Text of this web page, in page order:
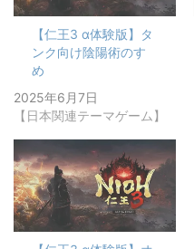
【仁王3 α体験版】タ
ンク向け陰陽術のすゝ
め
2025年6月7日
【日本関連テーマゲーム】